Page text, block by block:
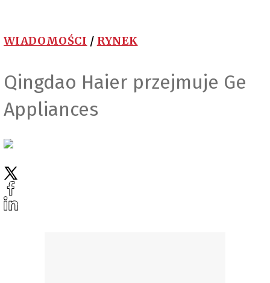
WIADOMOŚCI / RYNEK
Qingdao Haier przejmuje Ge
Appliances